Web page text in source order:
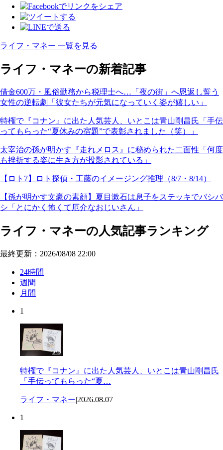
ライフ・マネー 一覧を見る
ライフ・マネーの新着記事
借金600万・風俗勤務から税理士へ…「夜の街」へ恩返し誓う
女性の逆転劇「彼女たちが元気になっていく姿が嬉しい」
特権で『コナン』に出た人気芸人、いとこは青山剛昌氏「手伝
ってもらった“夏休みの宿題”で表彰されました（笑）」
太宰治の孫が明かす『走れメロス』に秘められた二面性「何度
も挫折する姿に生き方が投影されている」
【ロト7】ロト探偵・工藤のイメージング推理（8/7・8/14）
【孫が明かす文豪の素顔】夏目漱石は息子をステッキでバシバ
シ「とにかく怖くて厄介なおじいさん」
ライフ・マネーの人気記事ランキング
最終更新：2026/08/08 22:00
24時間
週間
月間
1
特権で『コナン』に出た人気芸人、いとこは青山剛昌氏
「手伝ってもらった“夏…
ライフ・マネー|2026.08.07
1